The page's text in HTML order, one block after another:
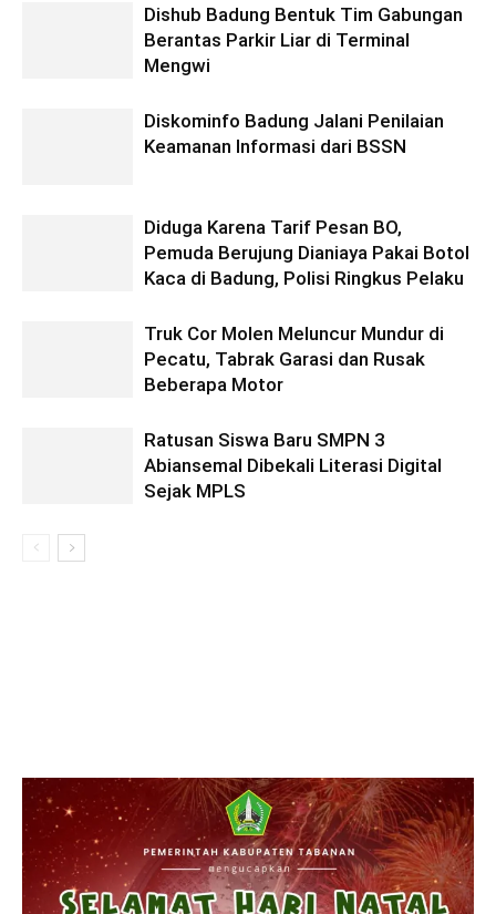
Dishub Badung Bentuk Tim Gabungan
Berantas Parkir Liar di Terminal
Mengwi
Diskominfo Badung Jalani Penilaian
Keamanan Informasi dari BSSN
Diduga Karena Tarif Pesan BO,
Pemuda Berujung Dianiaya Pakai Botol
Kaca di Badung, Polisi Ringkus Pelaku
Truk Cor Molen Meluncur Mundur di
Pecatu, Tabrak Garasi dan Rusak
Beberapa Motor
Ratusan Siswa Baru SMPN 3
Abiansemal Dibekali Literasi Digital
Sejak MPLS